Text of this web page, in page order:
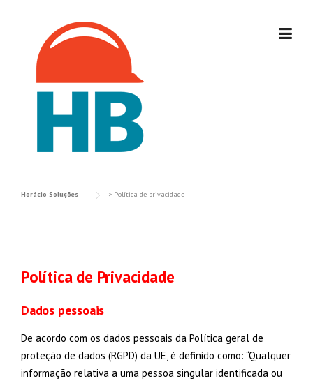
Horácio Soluções > Política de privacidade
Política de Privacidade
Dados pessoais
De acordo com os dados pessoais da Política geral de
proteção de dados (RGPD) da UE, é definido como: “Qualquer
informação relativa a uma pessoa singular identificada ou